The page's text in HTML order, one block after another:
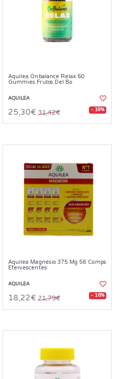
Aquilea Onbalance Relax 60
Gummies Frutos Del Bo
AQUILEA
25,30€ 31,42€ - 19%
Aquilea Magnesio 375 Mg 56 Comps
Efervescentes
AQUILEA
18,22€ 21,79€ - 16%